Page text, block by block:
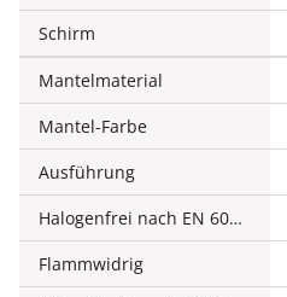
Schirm
Mantelmaterial
Mantel-Farbe
Ausführung
Halogenfrei nach EN 60754-1/2
Flammwidrig